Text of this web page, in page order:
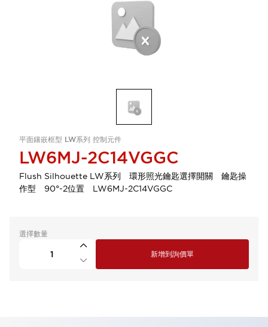
平面鑲嵌框型 LW系列 控制元件
LW6MJ-2C14VGGC
Flush Silhouette LW系列 環形照光鑰匙選擇開關 鑰匙操
作型 90°-2位置 LW6MJ-2C14VGGC
選擇數量
新增到詢價單